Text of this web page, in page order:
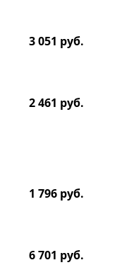
3 051 руб.
2 461 руб.
1 796 руб.
6 701 руб.